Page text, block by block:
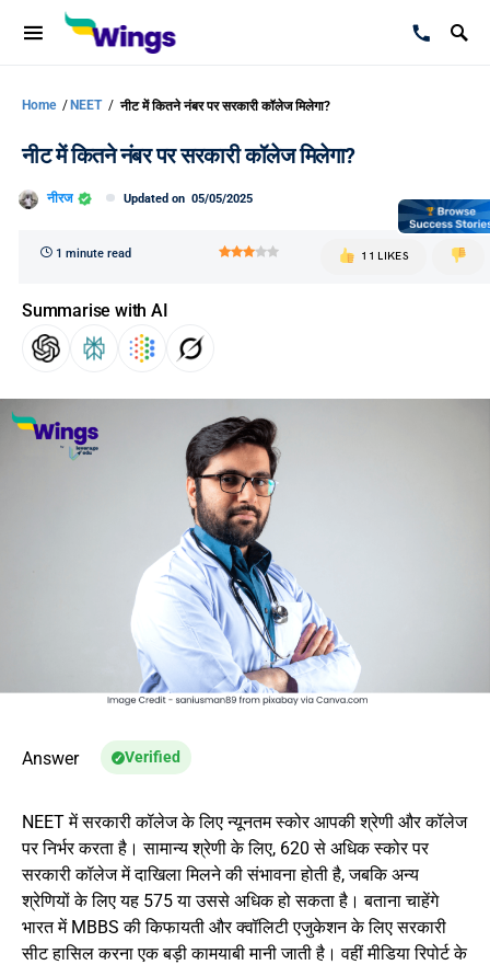
Home / NEET / नीट में कितने नंबर पर सरकारी कॉलेज मिलेगा?
नीट में कितने नंबर पर सरकारी कॉलेज मिलेगा?
नीरज Updated on 05/05/2025
1 minute read 11 LIKES
Summarise with AI
Answer Verified
NEET में सरकारी कॉलेज के लिए न्यूनतम स्कोर आपकी श्रेणी और कॉलेज
पर निर्भर करता है। सामान्य श्रेणी के लिए, 620 से अधिक स्कोर पर
सरकारी कॉलेज में दाखिला मिलने की संभावना होती है, जबकि अन्य
श्रेणियों के लिए यह 575 या उससे अधिक हो सकता है। बताना चाहेंगे
भारत में MBBS की किफायती और क्वॉलिटी एजुकेशन के लिए सरकारी
सीट हासिल करना एक बड़ी कामयाबी मानी जाती है। वहीं मीडिया रिपोर्ट के